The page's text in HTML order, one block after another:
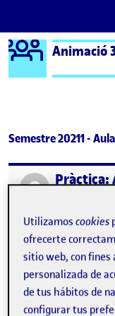
Saltar al contenido
Logo Ágora
Animació
Semestre 20211 -
Publicado porPràctica:
Pràctica: Animació de
Publicado porPràctica:
Utilizamoscookies
ofrecerte
sitio web, con
personalizada de
de tus hábitos de
configurar tus